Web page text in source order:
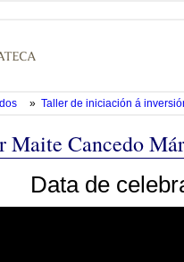
» Taller de iniciación á
Maite Cancedo
Data de